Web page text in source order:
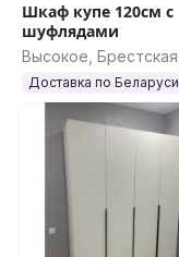
Шкаф купе 120см с
шуфлядами
Высокое, Брестская
область
Доставка по Беларуси